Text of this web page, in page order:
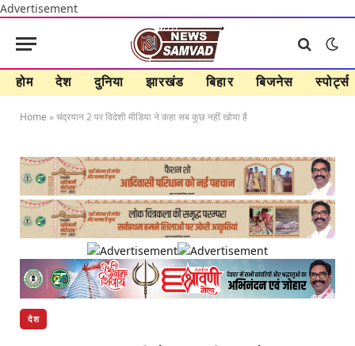
Advertisement
होम देश दुनिया झारखंड बिहार बिजनेस स्पोर्ट्स
Home »चंद्रयान 2 पर विदेशी मीडिया ने कहा सब कुछ नहीं खोया है
देश